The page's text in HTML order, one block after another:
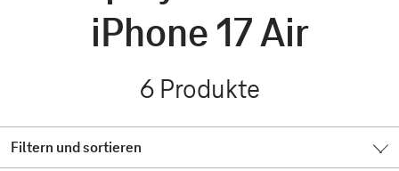
iPhone 17 Air
6 Produkte
Filtern und sortieren